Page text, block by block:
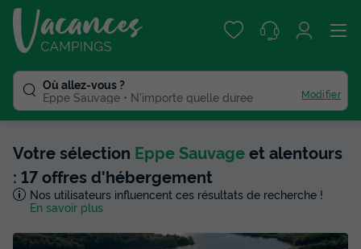
Où allez-vous ?
Eppe Sauvage
N'importe quelle duree Modifier
Votre sélection Eppe Sauvageet alentours
: 17 offres d'hébergement
Nos utilisateurs influencent ces résultats de recherche !
En savoir plus